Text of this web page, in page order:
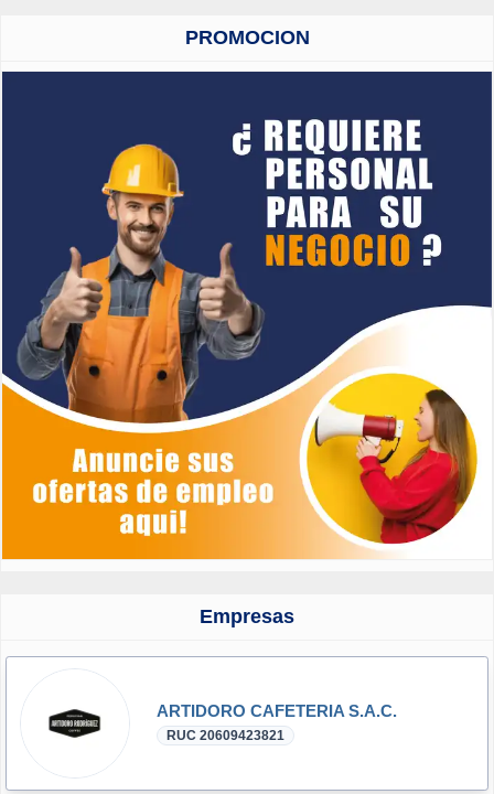
PROMOCION
Empresas
ARTIDORO CAFETERIA S.A.C.
RUC 20609423821